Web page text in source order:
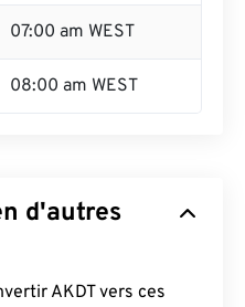
07:00 am WEST
08:00 am WEST
d'autres
AKDT vers ces